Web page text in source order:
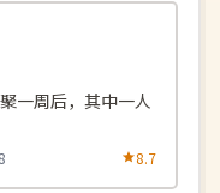
一周后，其中一人
8.7